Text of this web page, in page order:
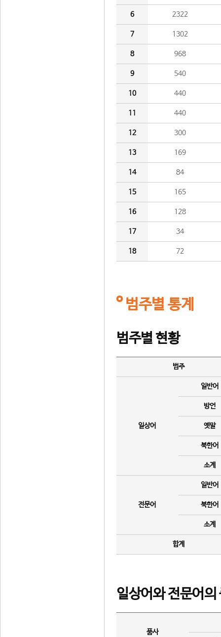
6 2322
7 1302
8 968
9 540
10 440
11 440
12 300
13 169
14 84
15 165
16 128
17 34
18 72
범주별 통계
범주별 현황
범주
일상어
일반어
방언
옛말
북한어
소계
전문어
일반어
북한어
소계
합계
일상어와 전문어의
품사